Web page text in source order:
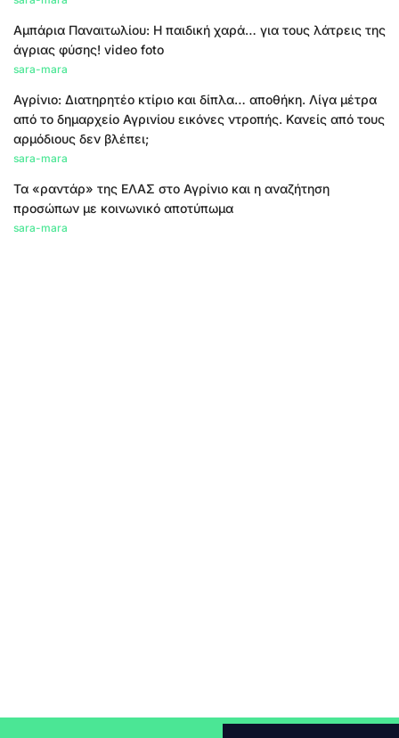
Αμπάρια Παναιτωλίου: Η παιδική χαρά… για τους λάτρεις της
άγριας φύσης! video foto
sara-mara
Αγρίνιο: Διατηρητέο κτίριο και δίπλα… αποθήκη. Λίγα μέτρα
από το δημαρχείο Αγρινίου εικόνες ντροπής. Κανείς από τους
αρμόδιους δεν βλέπει;
sara-mara
Τα «ραντάρ» της ΕΛΑΣ στο Αγρίνιο και η αναζήτηση
προσώπων με κοινωνικό αποτύπωμα
sara-mara